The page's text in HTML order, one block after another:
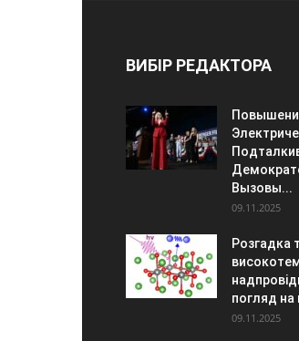
ВИБІР РЕДАКТОРА
Вызовы...
09.11.2025
Розгадка
погляд на
09.11.2025